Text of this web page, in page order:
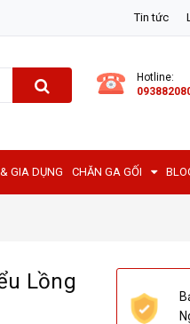
Tin tức
Hotline:
GIA DỤNG CHĂN GA GỐI
Lồng